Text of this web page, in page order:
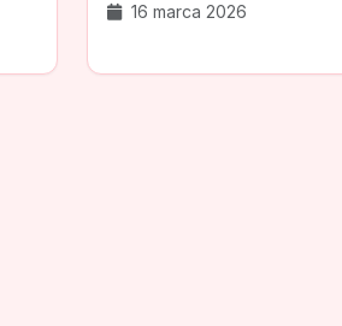
16 marca 2026